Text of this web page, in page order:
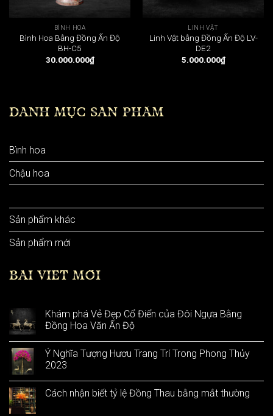
BÌNH HOA
Bình Hoa Bằng Đồng Ấn Độ
BH-C5
30.000.000₫
LINH VẬT
Linh Vật bằng Đồng Ấn Độ LV-
DE2
5.000.000₫
DANH MỤC SẢN PHẨM
Bình hoa
Chậu hoa
Sản phẩm khác
Sản phẩm mới
BÀI VIẾT MỚI
Khám phá Vẻ Đẹp Cổ Điển của Đôi Ngựa Bằng
Đồng Hoa Văn Ấn Độ
Ý Nghĩa Tượng Hươu Trang Trí Trong Phong Thủy
2023
Cách nhận biết tỷ lệ Đồng Thau bằng mắt thường